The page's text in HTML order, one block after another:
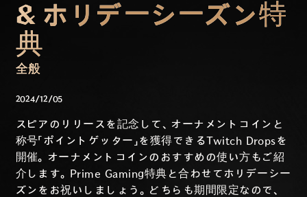
& ホリデーシーズン特
典
全般
2024/12/05
スピアのリリースを記念して、オーナメントコインと
称号「ポイントゲッター」を獲得できるTwitch Dropsを
開催。オーナメントコインのおすすめの使い方もご紹
介します。Prime Gaming特典と合わせてホリデーシー
ズンをお祝いしましょう。どちらも期間限定なので、